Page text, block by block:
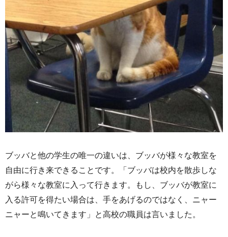
ブッバと他の学生の唯一の違いは、ブッバが様々な教室を
自由に行き来できることです。「ブッバは校内を散歩しな
がら様々な教室に入って行きます。もし、ブッバが教室に
入る許可を得たい場合は、手をあげるのではなく、ニャー
ニャーと鳴いてきます」と高校の職員は言いました。